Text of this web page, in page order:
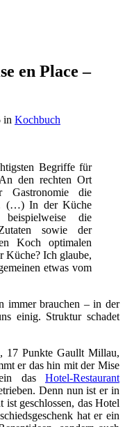
en Place –
in Kochbuch
Begriffe für
den rechten Ort
Gastronomie die
(…) In der Küche
die
sowie der
Koch optimalen
Küche? Ich glaube,
etwas vom
immer brauchen – in der
einig. Struktur schadet
17 Punkte Gaullt Millau,
er das hin mit der Mise
das Hotel-Restaurant
Denn nun ist er in
ist geschlossen, das Hotel
hat er ein